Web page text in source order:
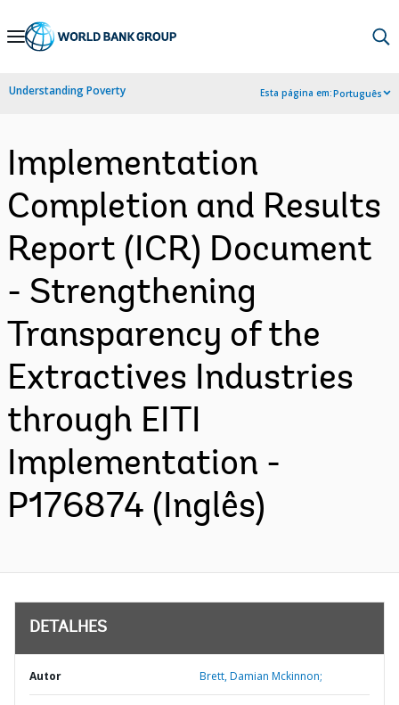
Skip
Navigation
Understanding Poverty Esta página em:Português
Implementation
Completion and Results
Report (ICR) Document
- Strengthening
Transparency of the
Extractives Industries
through EITI
Implementation -
P176874 (Inglês)
DETALHES
Autor Brett, Damian Mckinnon;